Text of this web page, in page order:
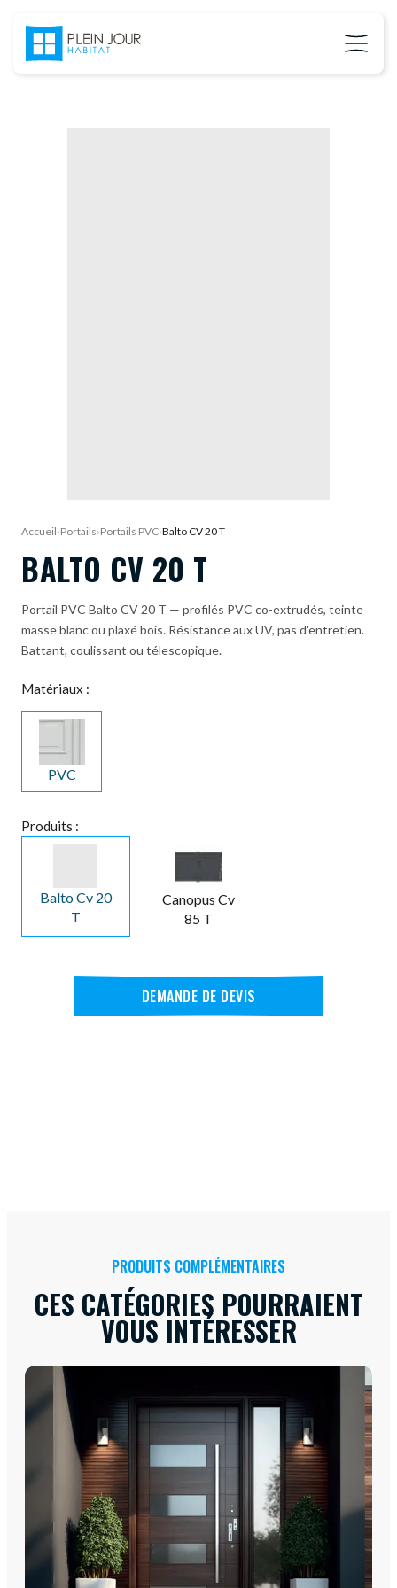
Accueil›Portails›Portails PVC›Balto CV 20 T
BALTO CV 20 T
Portail PVC Balto CV 20 T — profilés PVC co-extrudés, teinte
masse blanc ou plaxé bois. Résistance aux UV, pas d'entretien.
Battant, coulissant ou télescopique.
Matériaux :
PVC
Produits :
Balto Cv 20
T
Canopus Cv
85 T
DEMANDE DE DEVIS
PRODUITS COMPLÉMENTAIRES
CES CATÉGORIES POURRAIENT
VOUS INTÉRESSER